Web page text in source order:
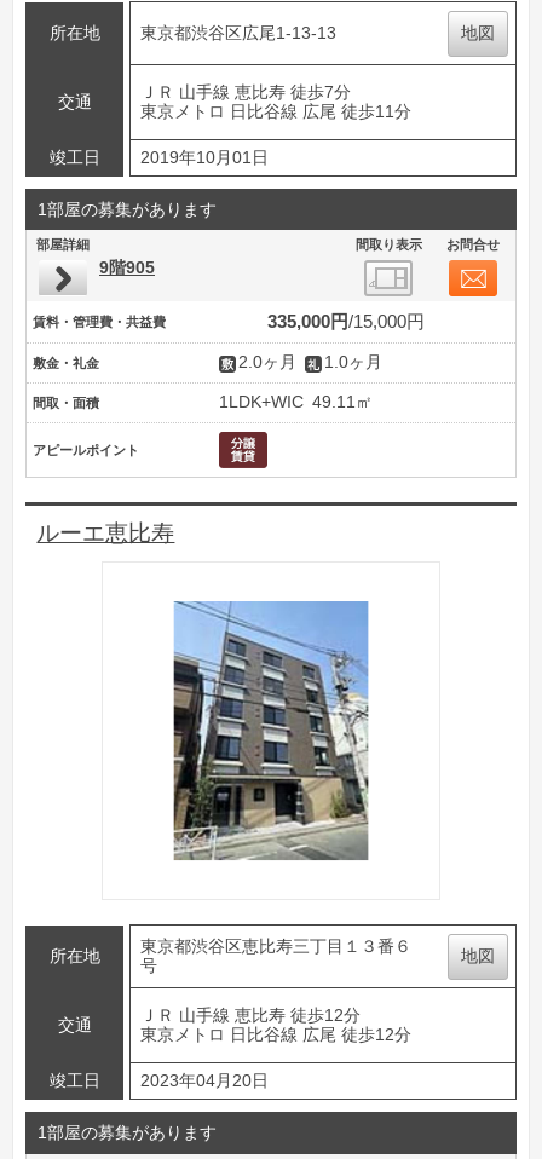
所在地 東京都渋谷区広尾1-13-13 地図
交通
ＪＲ 山手線 恵比寿 徒歩7分
東京メトロ 日比谷線 広尾 徒歩11分
竣工日 2019年10月01日
1部屋の募集があります
部屋詳細 間取り表示 お問合せ
9階905
賃料・管理費・共益費 335,000円 15,000円
敷金・礼金 2.0ヶ月 1.0ヶ月
間取・面積 1LDK+WIC 49.11㎡
アピールポイント
ルーエ恵比寿
所在地
東京都渋谷区恵比寿三丁目１３番６
号
地図
交通
ＪＲ 山手線 恵比寿 徒歩12分
東京メトロ 日比谷線 広尾 徒歩12分
竣工日 2023年04月20日
1部屋の募集があります